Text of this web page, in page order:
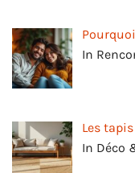
In
Les
In Déco